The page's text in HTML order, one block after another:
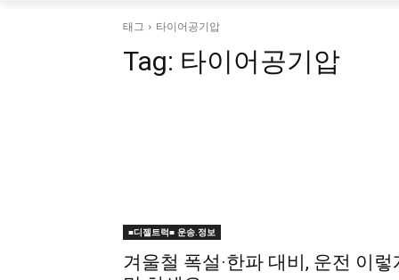
태그 타이어공기압
Tag: 타이어공기압
■디젤트럭■ 운송.정보
겨울철 폭설·한파 대비, 운전 이렇